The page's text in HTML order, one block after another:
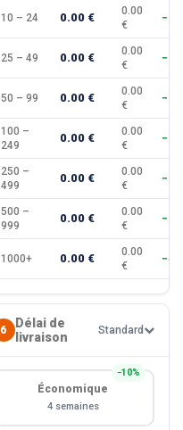
10 – 24 0.00 €
0.00
€
25 – 49 0.00 €
0.00
€
50 – 99 0.00 €
0.00
€
100 –
249
0.00 €
0.00
€
250 –
499
0.00 €
0.00
€
500 –
999
0.00 €
0.00
€
1000+ 0.00 €
0.00
€
6
Délai de
livraison
Standard
−10%
Économique
4 semaines